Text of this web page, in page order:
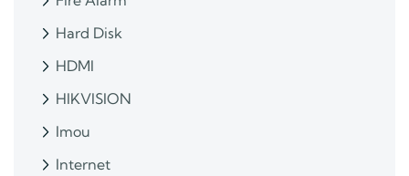
Hard Disk
HDMI
HIKVISION
Imou
Internet